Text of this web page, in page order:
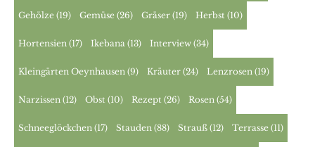
Gehölze (19) Gemüse (26) Gräser (19) Herbst (10)
Hortensien (17) Ikebana (13) Interview (34)
Kleingärten Oeynhausen (9) Kräuter (24) Lenzrosen (19)
Narzissen (12) Obst (10) Rezept (26) Rosen (54)
Schneeglöckchen (17) Stauden (88) Strauß (12) Terrasse (11)